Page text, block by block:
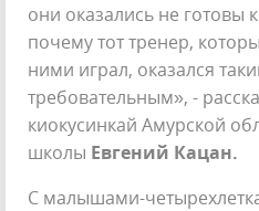
они оказались не готовы
почему тот тренер,
ними играл, оказался
требовательным», -
киокусинкай Амурской
школы Евгений Кацан.
С малышами-